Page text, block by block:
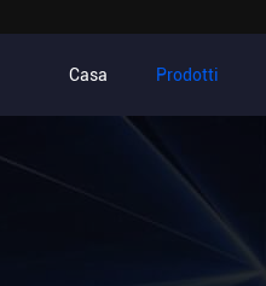
Casa Prodotti